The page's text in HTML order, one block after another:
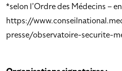
*selon l’Ordre des Médecins –
https://
presse/observatoire-securite-